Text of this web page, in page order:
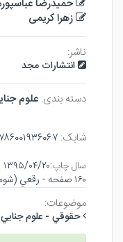
حمیدرضا
زهرا کریمی
ناشر:
انتشارات مجد
دسته بندی: علوم
شابک:
سال چاپ:۱۳۹۵/۰۴/۲۰
۱۶۰ صفحه - رقعي (شوميز) - چاپ ۱
موضوعات:
حقوقي - علوم